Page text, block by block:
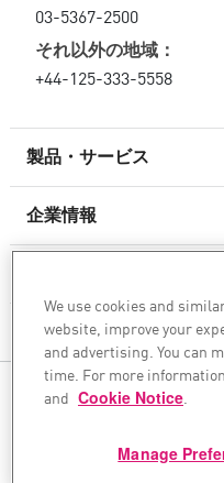
製品・サービス
次世代ファイアウォー
クラウド向けのネッ
WAF
企業情報
企業情報
03-5367-2500
それ以外の地域：
+44-125-333-5558
ソーシャル・メ
AIトランスフォ
©1994–2026 Check Point
We use cookies and
website, improve your
and advertising. You can
time. For more
and Cookie Notice.
Manage